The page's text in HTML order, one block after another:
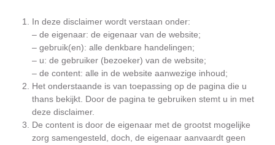
In deze disclaimer wordt verstaan onder:
– de eigenaar: de eigenaar van de website;
– gebruik(en): alle denkbare handelingen;
– u: de gebruiker (bezoeker) van de website;
– de content: alle in de website aanwezige inhoud;
Het onderstaande is van toepassing op de pagina die u
thans bekijkt. Door de pagina te gebruiken stemt u in met
deze disclaimer.
De content is door de eigenaar met de grootst mogelijke
zorg samengesteld, doch, de eigenaar aanvaardt geen